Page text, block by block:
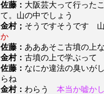
佐藤： 大阪芸大って行った
て。山の中でしょう
金村； そうですそうです
か
佐藤： あああそこ古墳の上
金村： 古墳の上で学ぶって
佐藤： なにか違法の臭いが
らね
金村： わらう 本当か嘘か